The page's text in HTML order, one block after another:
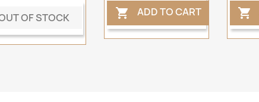
OF STOCK
 ADD TO CART 